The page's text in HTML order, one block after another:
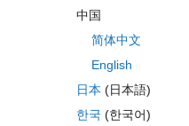
採用済み:
中国
简体中文
English
日本 (日本語)
한국 (한국어)